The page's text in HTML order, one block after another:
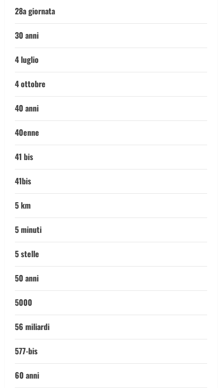
28a giornata
30 anni
4 luglio
4 ottobre
40 anni
40enne
41 bis
41bis
5 km
5 minuti
5 stelle
50 anni
5000
56 miliardi
577-bis
60 anni